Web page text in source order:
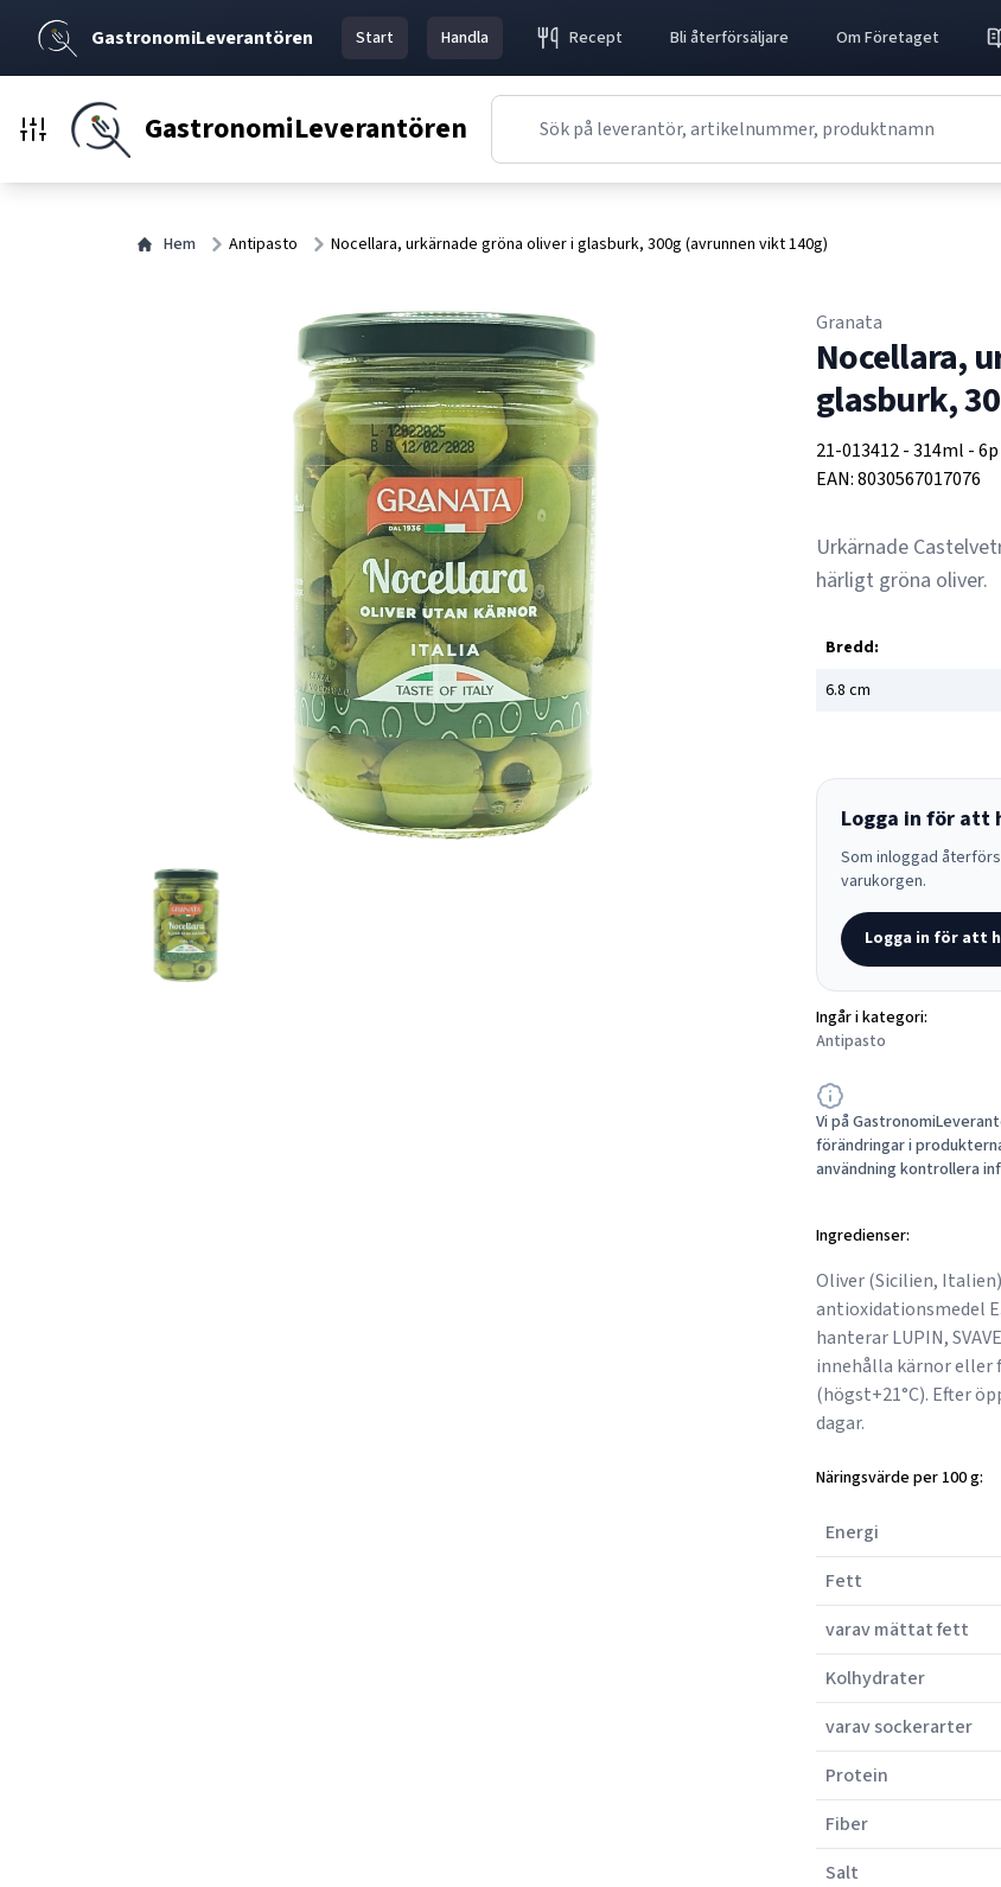
GastronomiLeverantören Start Handla Recept Bli återförsäljare Om Företaget
GastronomiLeverantören
Hem Antipasto Nocellara, urkärnade gröna oliver i glasburk, 300g (avrunnen vikt 140g)
Granata
Nocellara,
glasburk,
21-013412-314ml -6p
EAN:8030567017076
Urkärnade
härligt gröna oliver.
Bredd:
6.8 cm
Logga in för att
Som inloggad
varukorgen.
Logga in för att
Ingår i kategori:
Antipasto
Vi på
förändringar i
användning kontrollera
Ingredienser:
Oliver (Sicilien,
antioxidationsmedel
hanterar LUPIN,
innehålla kärnor eller
(högst+21°C). Efter
dagar.
Näringsvärde per 100 g:
Energi
Fett
varav mättat fett
Kolhydrater
varav sockerarter
Protein
Fiber
Salt